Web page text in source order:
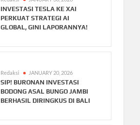
INVESTASI TESLA KE XAI
PERKUAT STRATEGI AI
GLOBAL, GINI LAPORANNYA!
Redaksi JANUARY 20, 2026
SIP! BURONAN INVESTASI
BODONG ASAL BUNGO JAMBI
BERHASIL DIRINGKUS DI BALI